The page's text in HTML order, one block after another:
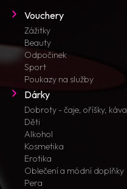
Vouchery
Zážitky
Beauty
Odpočinek
Sport
Poukazy na služby
Dárky
Dobroty - čaje, oříšky, káva
Děti
Alkohol
Kosmetika
Erotika
Oblečení a módní doplňky
Pera